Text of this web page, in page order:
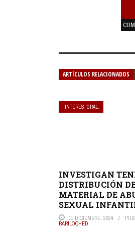
ARTÍCULOS RELACIONADOS
INTERES. GRAL.
INVESTIGAN
DISTRIBUCIÓN
MATERIAL DE
SEXUAL
11 DICIEMBRE, 2024
BARILOCHED